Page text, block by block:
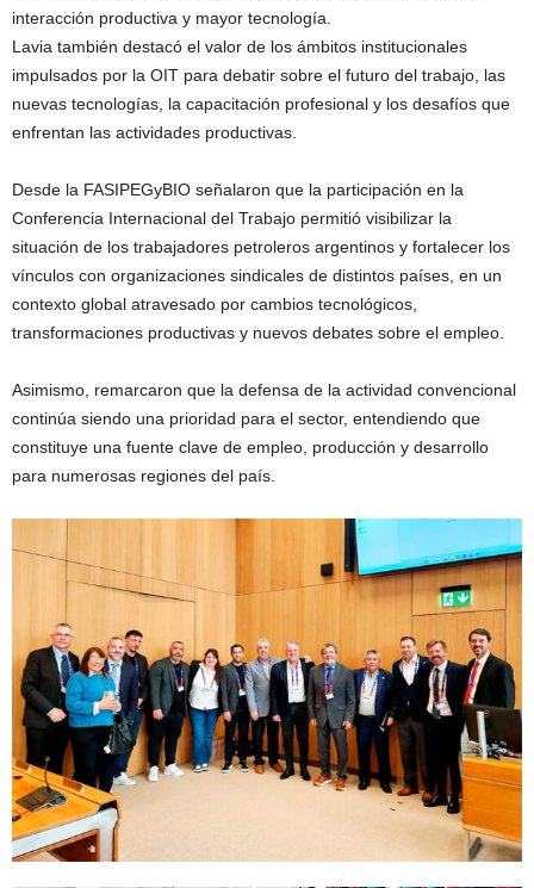
interacción productiva y mayor tecnología.
Lavia también destacó el valor de los ámbitos institucionales
impulsados por la OIT para debatir sobre el futuro del trabajo, las
nuevas tecnologías, la capacitación profesional y los desafíos que
enfrentan las actividades productivas.
Desde la FASIPEGyBIO señalaron que la participación en la
Conferencia Internacional del Trabajo permitió visibilizar la
situación de los trabajadores petroleros argentinos y fortalecer los
vínculos con organizaciones sindicales de distintos países, en un
contexto global atravesado por cambios tecnológicos,
transformaciones productivas y nuevos debates sobre el empleo.
Asimismo, remarcaron que la defensa de la actividad convencional
continúa siendo una prioridad para el sector, entendiendo que
constituye una fuente clave de empleo, producción y desarrollo
para numerosas regiones del país.